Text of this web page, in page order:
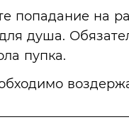
попадание на
душа.
пупка.